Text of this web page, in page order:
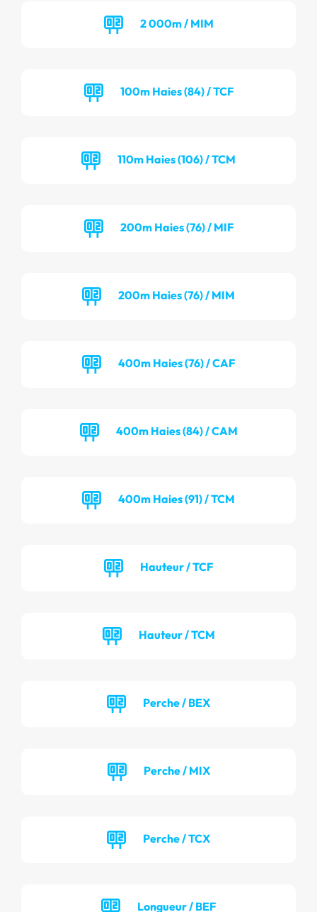
2 000m / MIM
100m Haies (84) / TCF
110m Haies (106) / TCM
200m Haies (76) / MIF
200m Haies (76) / MIM
400m Haies (76) / CAF
400m Haies (84) / CAM
400m Haies (91) / TCM
Hauteur / TCF
Hauteur / TCM
Perche / BEX
Perche / MIX
Perche / TCX
Longueur / BEF